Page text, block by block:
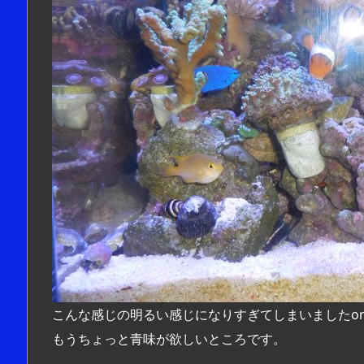
こんな感じの明るい感じになりすぎてしまいました
もうちょっと青味が欲しいところです。